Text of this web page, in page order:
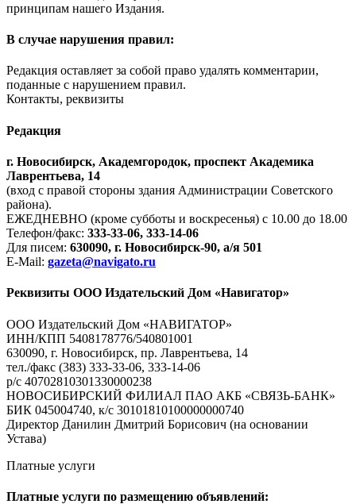
принципам нашего Издания.
В случае нарушения правил:
Редакция оставляет за собой право удалять комментарии,
поданные с нарушением правил.
Контакты, реквизиты
Редакция
г. Новосибирск, Академгородок, проспект Академика
Лаврентьева, 14
(вход с правой стороны здания Администрации Советского
района).
ЕЖЕДНЕВНО (кроме субботы и воскресенья) с 10.00 до 18.00
Телефон/факс: 333-33-06, 333-14-06
Для писем: 630090, г. Новосибирск-90, а/я 501
E-Mail: gazeta@navigato.ru
Реквизиты ООО Издательский Дом «Навигатор»
ООО Издательский Дом «НАВИГАТОР»
ИНН/КПП 5408178776/540801001
630090, г. Новосибирск, пр. Лаврентьева, 14
тел./факс (383) 333-33-06, 333-14-06
р/с 40702810301330000238
НОВОСИБИРСКИЙ ФИЛИАЛ ПАО АКБ «СВЯЗЬ-БАНК»
БИК 045004740, к/с 30101810100000000740
Директор Данилин Дмитрий Борисович (на основании
Устава)
Платные услуги
Платные услуги по размещению объявлений: